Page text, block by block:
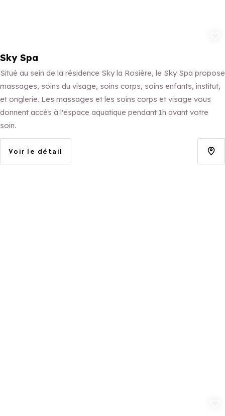
Sky Spa
Situé au sein de la résidence Sky la Rosière, le Sky Spa propose
massages, soins du visage, soins corps, soins enfants, institut,
et onglerie. Les massages et les soins corps et visage vous
donnent accès à l'espace aquatique pendant 1h avant votre
soin.
Voir le détail